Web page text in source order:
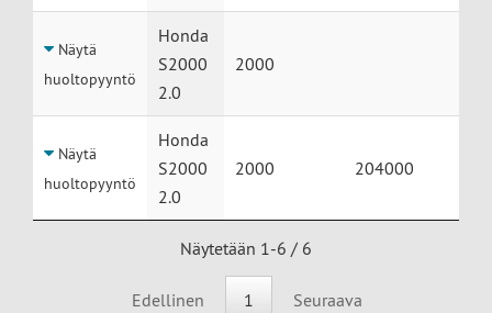
Näytä
huoltopyyntö
Honda
S2000
2.0
2000
Näytä
huoltopyyntö
Honda
S2000
2.0
2000 204000
Näytetään 1-6 / 6
Edellinen 1 Seuraava